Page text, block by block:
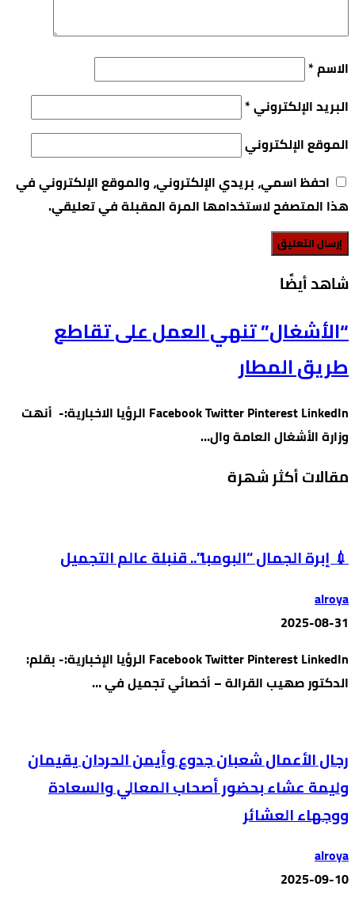
الاسم*
البريد الإلكتروني*
الموقع الإلكتروني
احفظ اسمي، بريدي الإلكتروني، والموقع الإلكتروني في
هذا المتصفح لاستخدامها المرة المقبلة في تعليقي.
‫شاهد أيضًا‬
“الأشغال” تنهي العمل على تقاطع
طريق المطار
Facebook Twitter Pinterest LinkedIn الرؤيا الاخبارية:- أنهت
وزارة الأشغال العامة وال…
مقالات أكثر شهرة
💉 إبرة الجمال “البومبا”.. قنبلة عالم التجميل
alroya
2025-08-31
Facebook Twitter Pinterest LinkedIn الرؤيا الإخبارية:- بقلم:
الدكتور صهيب القرالة – أخصائي تجميل في …
رجال الأعمال شعبان جدوع وأيمن الحردان يقيمان
وليمة عشاء بحضور أصحاب المعالي والسعادة
ووجهاء العشائر
alroya
2025-09-10